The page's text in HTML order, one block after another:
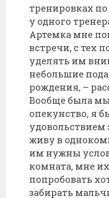
тренировках
у одного
Артемка мне
встречи, с тех
уделять им
небольшие
рождения, –
Вообще была
опекунство, я
удовольствием
живу в
им нужны
комната, мне
попробовать
забирать